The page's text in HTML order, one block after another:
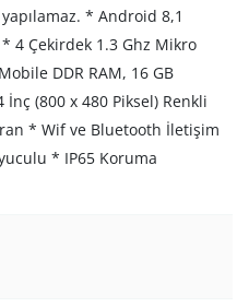
* Android 8,1
4 Çekirdek 1.3 Ghz Mikro
DDR RAM, 16 GB
İnç (800 x 480 Piksel) Renkli
* Wif ve Bluetooth İletişim
* IP65 Koruma